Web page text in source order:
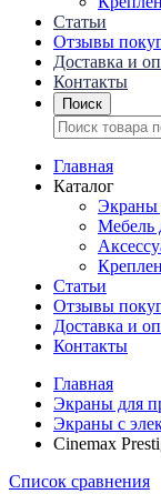
Статьи
Отзывы
Доставка и
Контакты
Поиск
Главная
Каталог
Экраны
Mебель
Статьи
Отзывы
Доставка и
Контакты
Главная
Экраны для
Экраны с
Cinemax
Список сравнения